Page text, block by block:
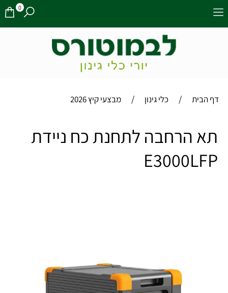
0
דף הבית / כלי גינון / מבצעי קיץ 2026
תא הרחבה לתחנת כח ניידת
E3000LFP